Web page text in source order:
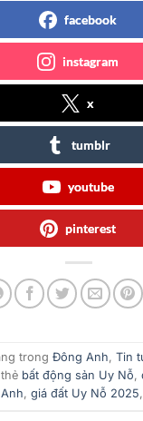
facebook
instagram
x
tumblr
youtube
pinterest
trong Đông Anh, Tin
bất động sản Uy Nỗ,
, giá đất Uy Nỗ 2025,